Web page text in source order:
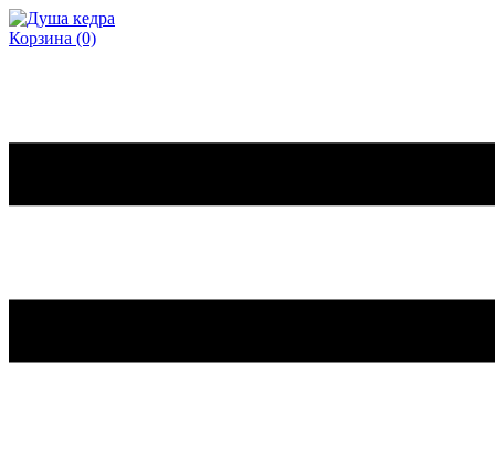
Корзина (0)